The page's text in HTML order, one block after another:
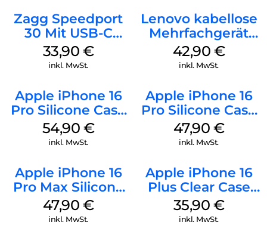
Zagg Speedport
30 Mit USB-C
Kabel Weiß
33,90 €
inkl. MwSt.
Lenovo kabellose
Mehrfachgerät
Luna Grey
42,90 €
inkl. MwSt.
Apple iPhone 16
Pro Silicone Case
MagSafe Black
54,90 €
inkl. MwSt.
Apple iPhone 16
Pro Silicone Case
MagSafe Denim
47,90 €
inkl. MwSt.
Apple iPhone 16
Pro Max Silicone
Case MagSafe
Black
47,90 €
inkl. MwSt.
Apple iPhone 16
Plus Clear Case
MagSafe
Transparent
35,90 €
inkl. MwSt.